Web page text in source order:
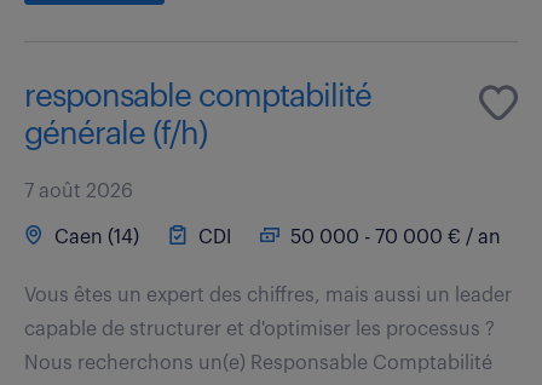
responsable comptabilité
générale (f/h)
7 août 2026
Caen (14) CDI 50 000 - 70 000 € / an
Vous êtes un expert des chiffres, mais aussi un leader
capable de structurer et d'optimiser les processus ?
Nous recherchons un(e) Responsable Comptabilité